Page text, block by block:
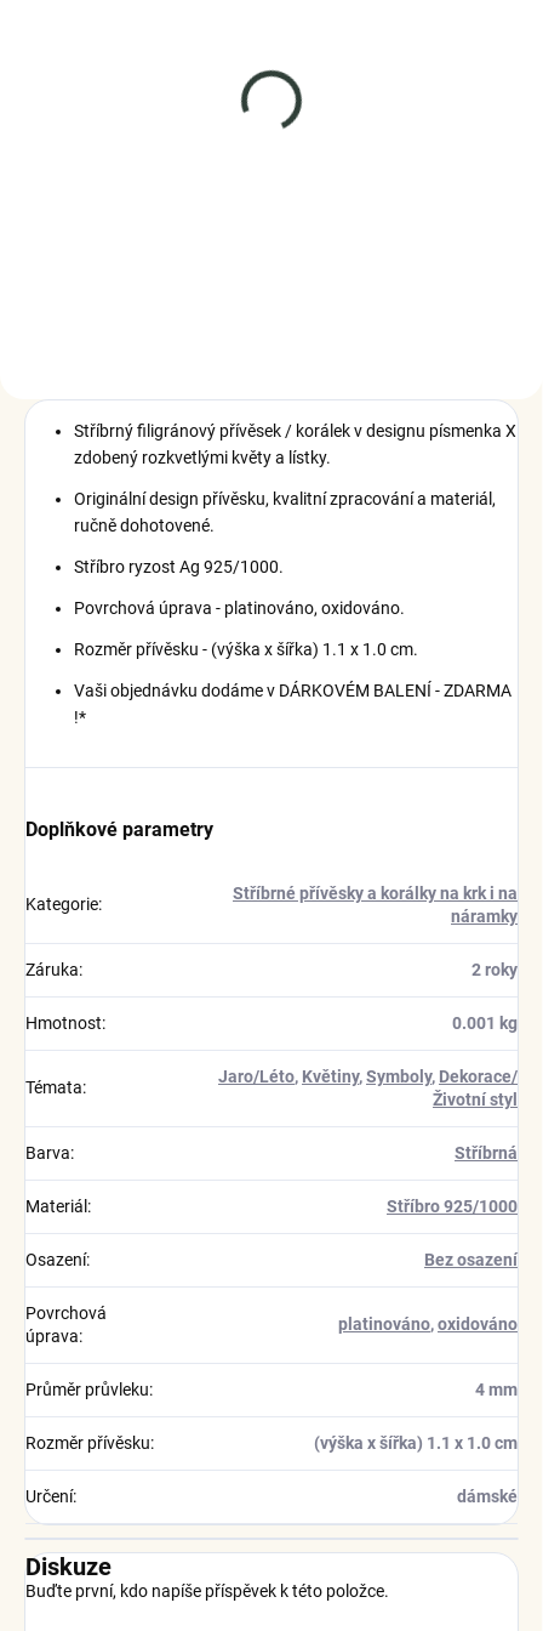
Stříbrný filigránový přívěsek / korálek v designu písmenka X
zdobený rozkvetlými květy a lístky.
Originální design přívěsku, kvalitní zpracování a materiál,
ručně dohotovené.
Stříbro ryzost Ag 925/1000.
Povrchová úprava - platinováno, oxidováno.
Rozměr přívěsku - (výška x šířka) 1.1 x 1.0 cm.
Vaši objednávku dodáme v DÁRKOVÉM BALENÍ - ZDARMA
!*
Doplňkové parametry
Kategorie:
Stříbrné přívěsky a korálky na krk i na
náramky
Záruka: 2 roky
Hmotnost: 0.001 kg
Témata:
Jaro/Léto, Květiny,Symboly, Dekorace/
Životní styl
Barva: Stříbrná
Materiál : Stříbro 925/1000
Osazení: Bez osazení
Povrchová
úprava:
platinováno,oxidováno
Průměr průvleku: 4 mm
Rozměr přívěsku: (výška x šířka) 1.1 x 1.0 cm
Určení: dámské
Diskuze
Buďte první, kdo napíše příspěvek k této položce.